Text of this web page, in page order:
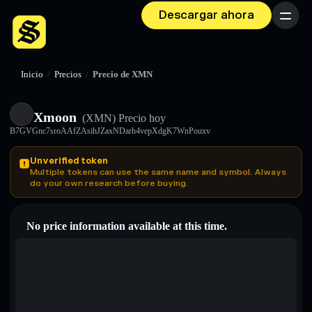
Descargar ahora Menú
Inicio / Precios / Precio de XMN
Xmoon (XMN) Precio hoy
B7GVGnc7sroAAfZAsihJZaxNDarh4vepXdgK7WnPouxv
Unverified token
Multiple tokens can use the same name and symbol. Always
do your own research before buying.
No price information available at this time.